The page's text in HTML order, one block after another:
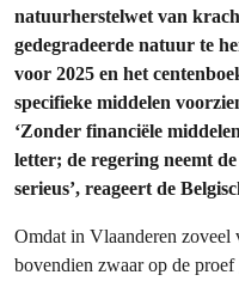
natuurherstelwet van
gedegradeerde natuur te
voor 2025 en het
specifieke middelen
‘Zonder financiële
letter; de regering neemt
serieus’, reageert de
Omdat in Vlaanderen zoveel
bovendien zwaar op de